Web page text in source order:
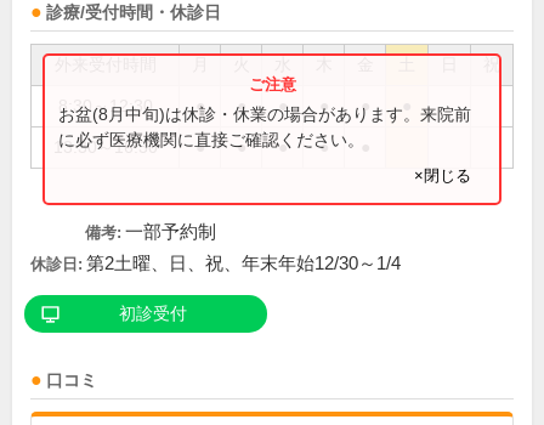
診療/受付時間・休診日
祝
8:30～12:30 ● ● ● ● ●
13:30～16:30 ● ● ● ●
お盆(8月中旬)は休診・休業の場合があります。来院前
に必ず医療機関に直接ご確認ください。
×閉じる
備考: 一部予約制
休診日: 第2土曜、日、祝、年末年始12/30～1/4
初診受付
口コミ